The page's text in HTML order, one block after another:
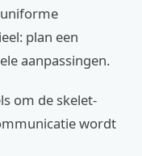
plan een
aanpassingen.
om de skelet-
wordt